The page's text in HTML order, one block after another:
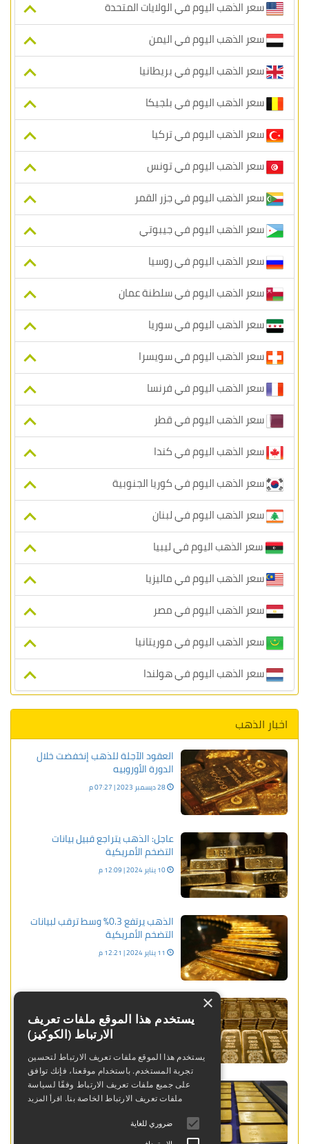
سعر الذهب اليوم في الولايات المتحدة
سعر الذهب اليوم في اليمن
سعر الذهب اليوم في بريطانيا
سعر الذهب اليوم في بلجيكا
سعر الذهب اليوم في تركيا
سعر الذهب اليوم في تونس
سعر الذهب اليوم في جزر القمر
سعر الذهب اليوم في جيبوتي
سعر الذهب اليوم في روسيا
سعر الذهب اليوم في سلطنة عمان
سعر الذهب اليوم في سوريا
سعر الذهب اليوم في سويسرا
سعر الذهب اليوم في فرنسا
سعر الذهب اليوم في قطر
سعر الذهب اليوم في كندا
سعر الذهب اليوم في كوريا الجنوبية
سعر الذهب اليوم في لبنان
سعر الذهب اليوم في ليبيا
سعر الذهب اليوم في ماليزيا
سعر الذهب اليوم في مصر
سعر الذهب اليوم في موريتانيا
سعر الذهب اليوم في هولندا
اخبار الذهب
العقود الآجلة للذهب إنخفضت خلال
الدورة الأوروبيه
عاجل: الذهب يتراجع قبيل بيانات
التضخم الأمريكية
الذهب يرتفع 0.3% وسط ترقب لبيانات
التضخم الأمريكية
مستوى 2000 دولار
التطورات الفيدرالية تدعم ارتفاع أسعار
الذهب لليوم الثاني على التوالي
×
يستخدم هذا الموقع ملفات تعريف
الارتباط (الكوكيز)
يستخدم هذا الموقع ملفات تعريف الارتباط لتحسين
تجربة المستخدم. باستخدام موقعنا، فإنك توافق
على جميع ملفات تعريف الارتباط وفقًا لسياسة
ملفات تعريف الارتباط الخاصة بنا. اقرأ المزيد
ضروري للغاية